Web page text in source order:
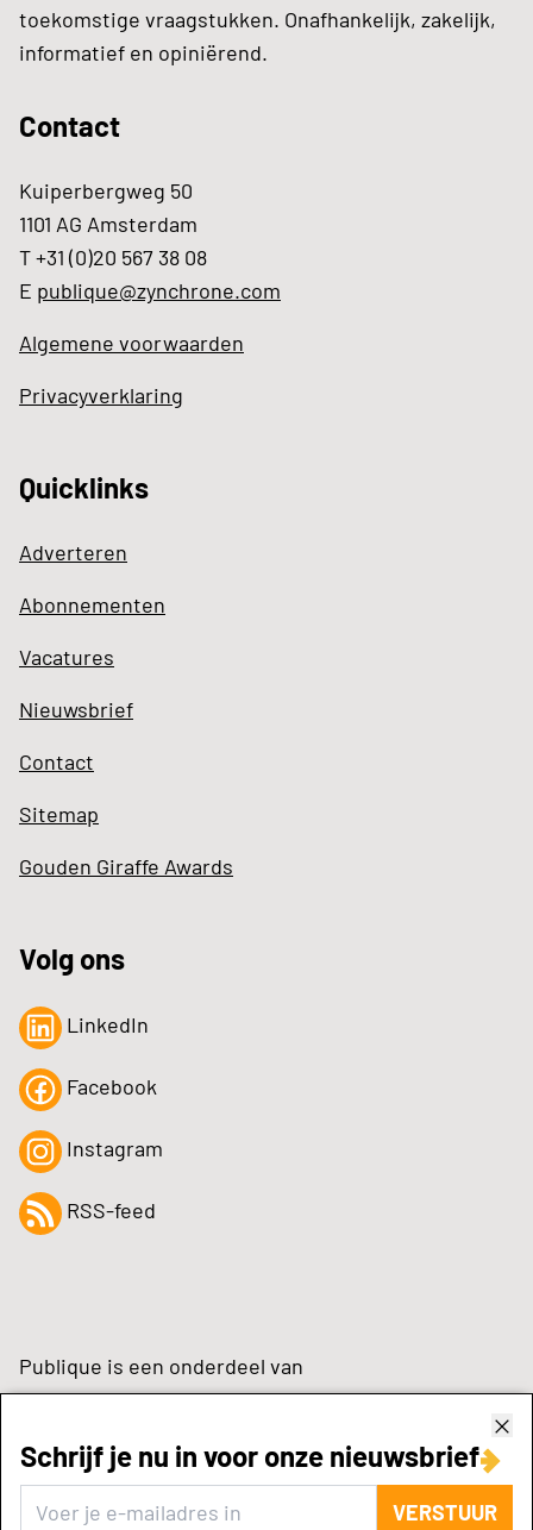
Schrijf je nu in voor onze nieuwsbrief
VERSTUUR
toekomstige vraagstukken. Onafhankelijk, zakelijk,
informatief en opiniërend.
Contact
Kuiperbergweg 50
1101 AG Amsterdam
T +31 (0)20 567 38 08
E publique@zynchrone.com
Algemene voorwaarden
Privacyverklaring
Quicklinks
Adverteren
Abonnementen
Vacatures
Nieuwsbrief
Contact
Sitemap
Gouden Giraffe Awards
Volg ons
LinkedIn
Facebook
Instagram
RSS-feed
Publique is een onderdeel van
zynchrone.com